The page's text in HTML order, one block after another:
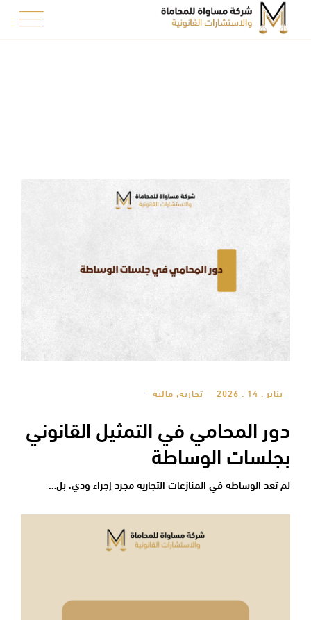
يناير . 14 . 2026 تجارية, مالية
دور المحامي في التمثيل القانوني
بجلسات الوساطة
لم تعد الوساطة في المنازعات التجارية مجرد إجراء ودي، بل…